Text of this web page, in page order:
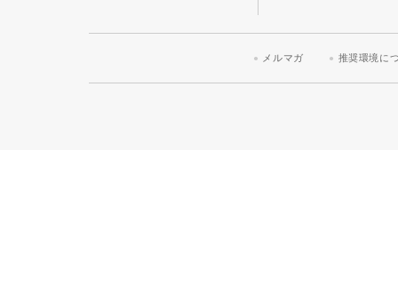
メルマガ 推奨環境に